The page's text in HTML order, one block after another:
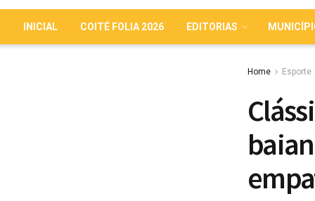
INICIAL COITÉ FOLIA 2026 EDITORIAS
Home Esporte